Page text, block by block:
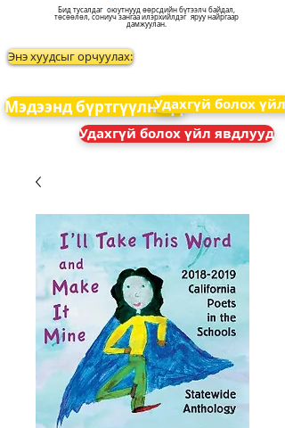
Бид тусалдаг оюутнууд өөрсдийн бүтээлч байдал,
төсөөлөл, сониуч зангаа илэрхийлдэг яруу найргаар
дамжуулан.
Энэ хуудсыг орчуулах:
Мэдээнд бүртгүүлнэ үүУдахгүй болох үйл
Удахгүй болох үйл явдлууд